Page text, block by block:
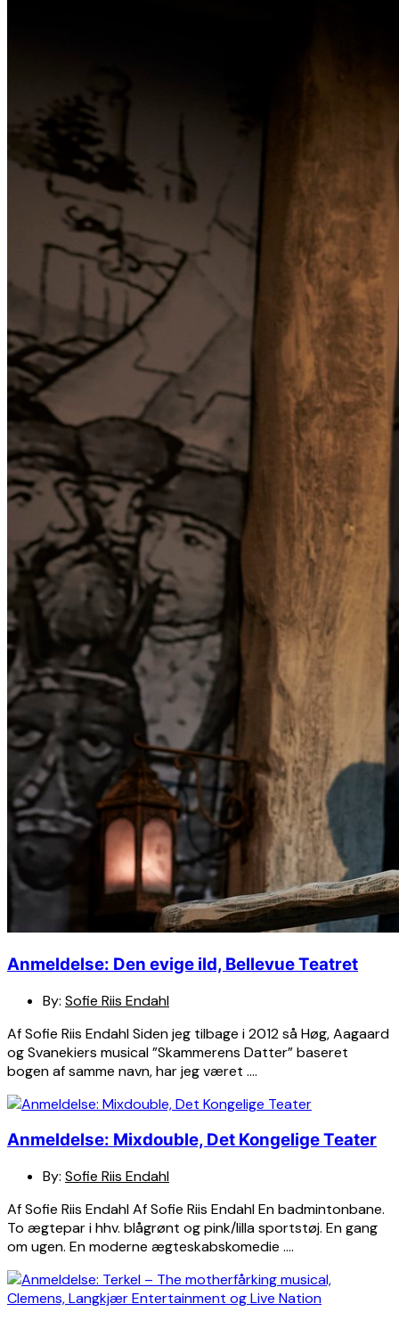
Anmeldelse: Den evige ild, Bellevue Teatret
By: Sofie Riis Endahl
Af Sofie Riis Endahl Siden jeg tilbage i 2012 så Høg, Aagaard
og Svanekiers musical ”Skammerens Datter” baseret
bogen af samme navn, har jeg været ….
Anmeldelse: Mixdouble, Det Kongelige Teater
By: Sofie Riis Endahl
Af Sofie Riis Endahl Af Sofie Riis Endahl En badmintonbane.
To ægtepar i hhv. blågrønt og pink/lilla sportstøj. En gang
om ugen. En moderne ægteskabskomedie ….